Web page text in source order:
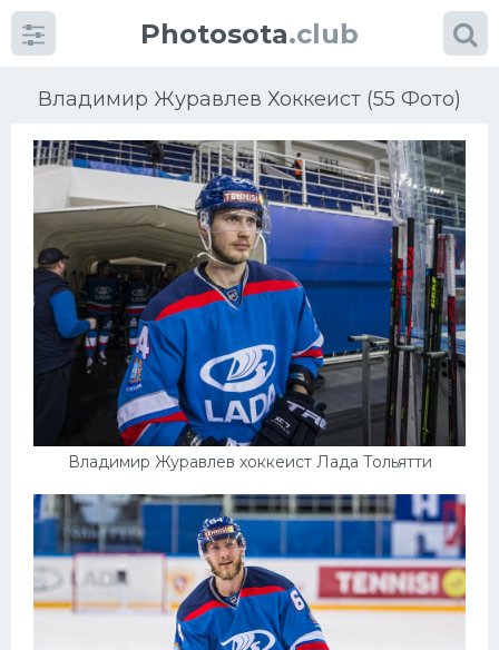
Photosota.club
Владимир Журавлев Хоккеист (55 Фото)
Владимир Журавлев хоккеист Лада Тольятти
Категории Фото
Еще картинки...
Футбол
Баскетбол
Хоккей
Велогонки
Конькобежный спорт
Тренажеры
Интерьер квартиры